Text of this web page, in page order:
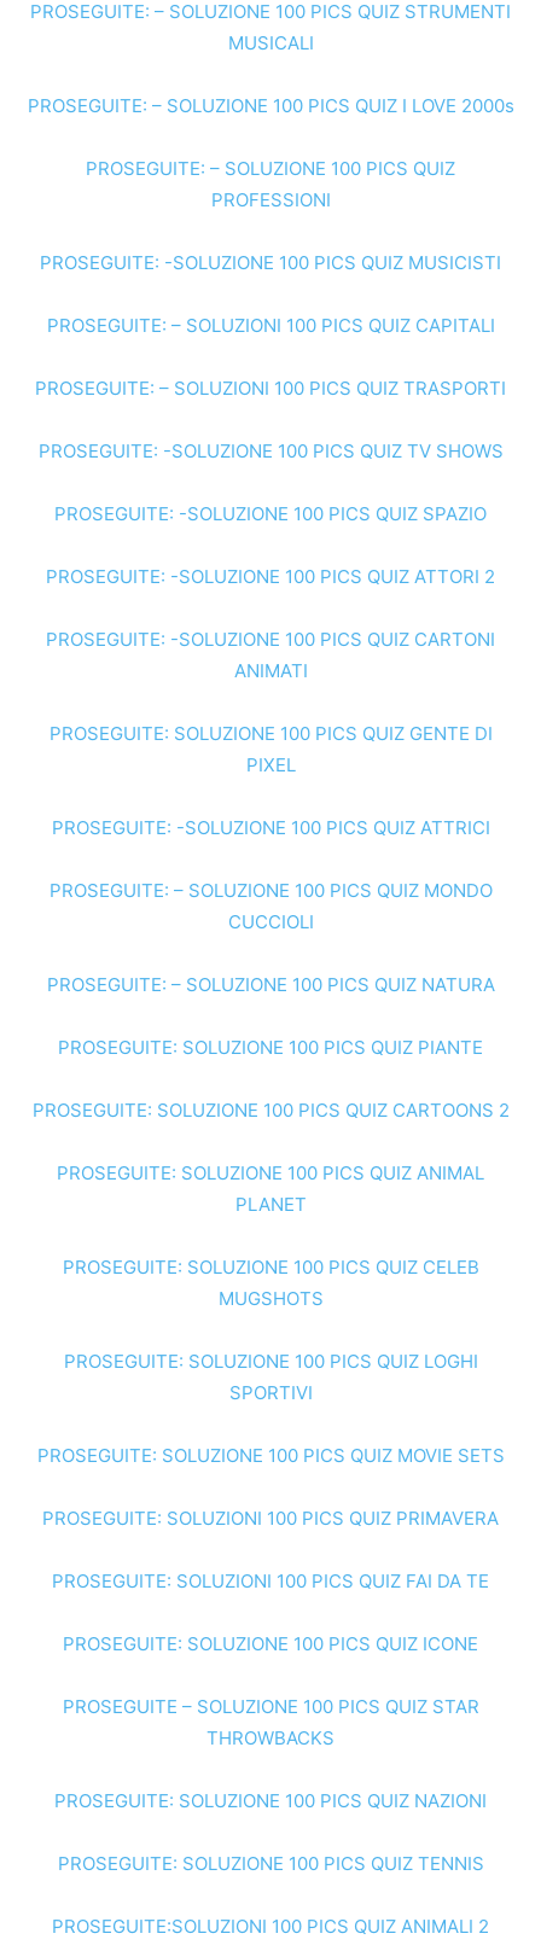
PROSEGUITE: – SOLUZIONE 100 PICS QUIZ STRUMENTI
MUSICALI
PROSEGUITE: – SOLUZIONE 100 PICS QUIZ I LOVE 2000s
PROSEGUITE: – SOLUZIONE 100 PICS QUIZ
PROFESSIONI
PROSEGUITE: -SOLUZIONE 100 PICS QUIZ MUSICISTI
PROSEGUITE: – SOLUZIONI 100 PICS QUIZ CAPITALI
PROSEGUITE: – SOLUZIONI 100 PICS QUIZ TRASPORTI
PROSEGUITE: -SOLUZIONE 100 PICS QUIZ TV SHOWS
PROSEGUITE: -SOLUZIONE 100 PICS QUIZ SPAZIO
PROSEGUITE: -SOLUZIONE 100 PICS QUIZ ATTORI 2
PROSEGUITE: -SOLUZIONE 100 PICS QUIZ CARTONI
ANIMATI
PROSEGUITE: SOLUZIONE 100 PICS QUIZ GENTE DI
PIXEL
PROSEGUITE: -SOLUZIONE 100 PICS QUIZ ATTRICI
PROSEGUITE: – SOLUZIONE 100 PICS QUIZ MONDO
CUCCIOLI
PROSEGUITE: – SOLUZIONE 100 PICS QUIZ NATURA
PROSEGUITE: SOLUZIONE 100 PICS QUIZ PIANTE
PROSEGUITE: SOLUZIONE 100 PICS QUIZ CARTOONS 2
PROSEGUITE: SOLUZIONE 100 PICS QUIZ ANIMAL
PLANET
PROSEGUITE: SOLUZIONE 100 PICS QUIZ CELEB
MUGSHOTS
PROSEGUITE: SOLUZIONE 100 PICS QUIZ LOGHI
SPORTIVI
PROSEGUITE: SOLUZIONE 100 PICS QUIZ MOVIE SETS
PROSEGUITE: SOLUZIONI 100 PICS QUIZ PRIMAVERA
PROSEGUITE: SOLUZIONI 100 PICS QUIZ FAI DA TE
PROSEGUITE: SOLUZIONE 100 PICS QUIZ ICONE
PROSEGUITE – SOLUZIONE 100 PICS QUIZ STAR
THROWBACKS
PROSEGUITE: SOLUZIONE 100 PICS QUIZ NAZIONI
PROSEGUITE: SOLUZIONE 100 PICS QUIZ TENNIS
PROSEGUITE:SOLUZIONI 100 PICS QUIZ ANIMALI 2